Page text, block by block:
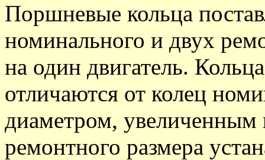
Поршневые кольца
номинального и двух
на один двигатель.
отличаются от колец
диаметром,
ремонтного размера